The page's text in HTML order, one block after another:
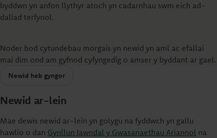
byddwn yn anfon llythyr atoch yn cadarnhau swm eich ad-
daliad terfynol.
Noder bod cytundebau morgais yn newid yn aml ac efallai
mai dim ond am gyfnod cyfyngedig o amser y byddant ar gael.
Newid heb gyngor
Newid ar-lein
Mae dewis newid ar-lein yn golygu na fyddwch yn gallu
hawlio o dan Gynllun Iawndal y Gwasanaethau Ariannol na